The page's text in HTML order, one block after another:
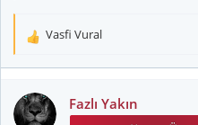
T
k
i
Vasfi Vural
Fazlı Yakın